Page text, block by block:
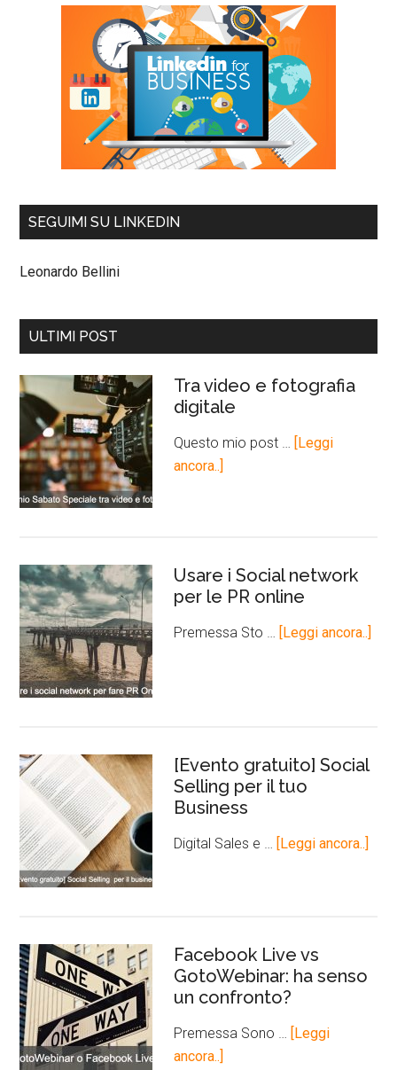
SEGUIMI SU LINKEDIN
Leonardo Bellini
ULTIMI POST
Tra video e fotografia
digitale
Questo mio post … [Leggi
ancora..]
Usare i Social network
per le PR online
Premessa Sto … [Leggi ancora..]
[Evento gratuito] Social
Selling per il tuo
Business
Digital Sales e … [Leggi ancora..]
Facebook Live vs
GotoWebinar: ha senso
un confronto?
Premessa Sono … [Leggi
ancora..]